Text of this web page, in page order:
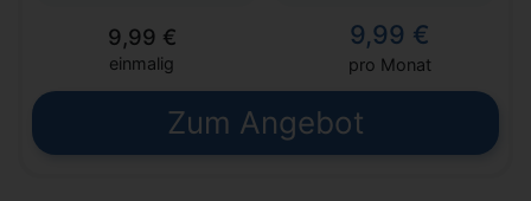
9,99 €
einmalig
9,99 €
pro Monat
Zum Angebot